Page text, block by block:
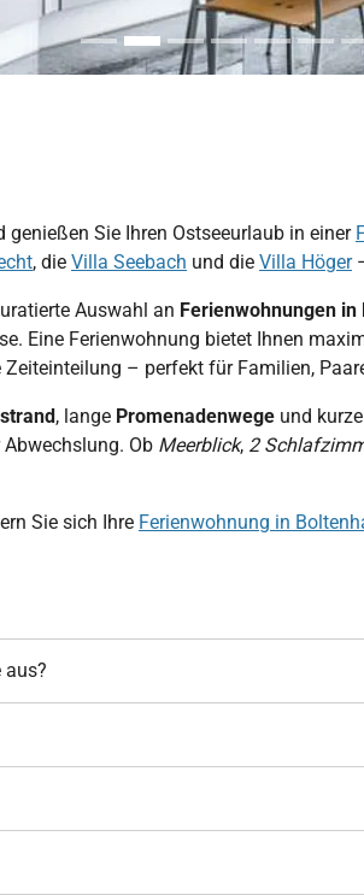
genießen Sie Ihren Ostseeurlaub in einer
, die Villa Seebach und die Villa Höger
Auswahl an Ferienwohnungen in
Eine Ferienwohnung bietet Ihnen
– perfekt für Familien,
, lange Promenadenwege und
Ob Meerblick, 2
Sie sich Ihre Ferienwohnung in
aus?